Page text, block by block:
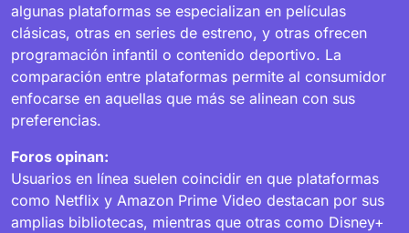
algunas plataformas se especializan en películas
clásicas, otras en series de estreno, y otras ofrecen
programación infantil o contenido deportivo. La
comparación entre plataformas permite al consumidor
enfocarse en aquellas que más se alinean con sus
preferencias.
Foros opinan:
Usuarios en línea suelen coincidir en que plataformas
como Netflix y Amazon Prime Video destacan por sus
amplias bibliotecas, mientras que otras como Disney+